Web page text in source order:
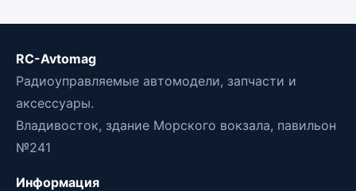
RC-Avtomag
Радиоуправляемые автомодели, запчасти и
аксессуары.
Владивосток, здание Морского вокзала, павильон
№241
Информация